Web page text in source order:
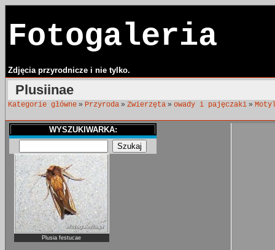
Fotogaleria
Zdjęcia przyrodnicze i nie tylko.
Plusiinae
Kategorie główne » Przyroda » Zwierzęta » owady i pajęczaki »
WYSZUKIWARKA:
Plusia festucae